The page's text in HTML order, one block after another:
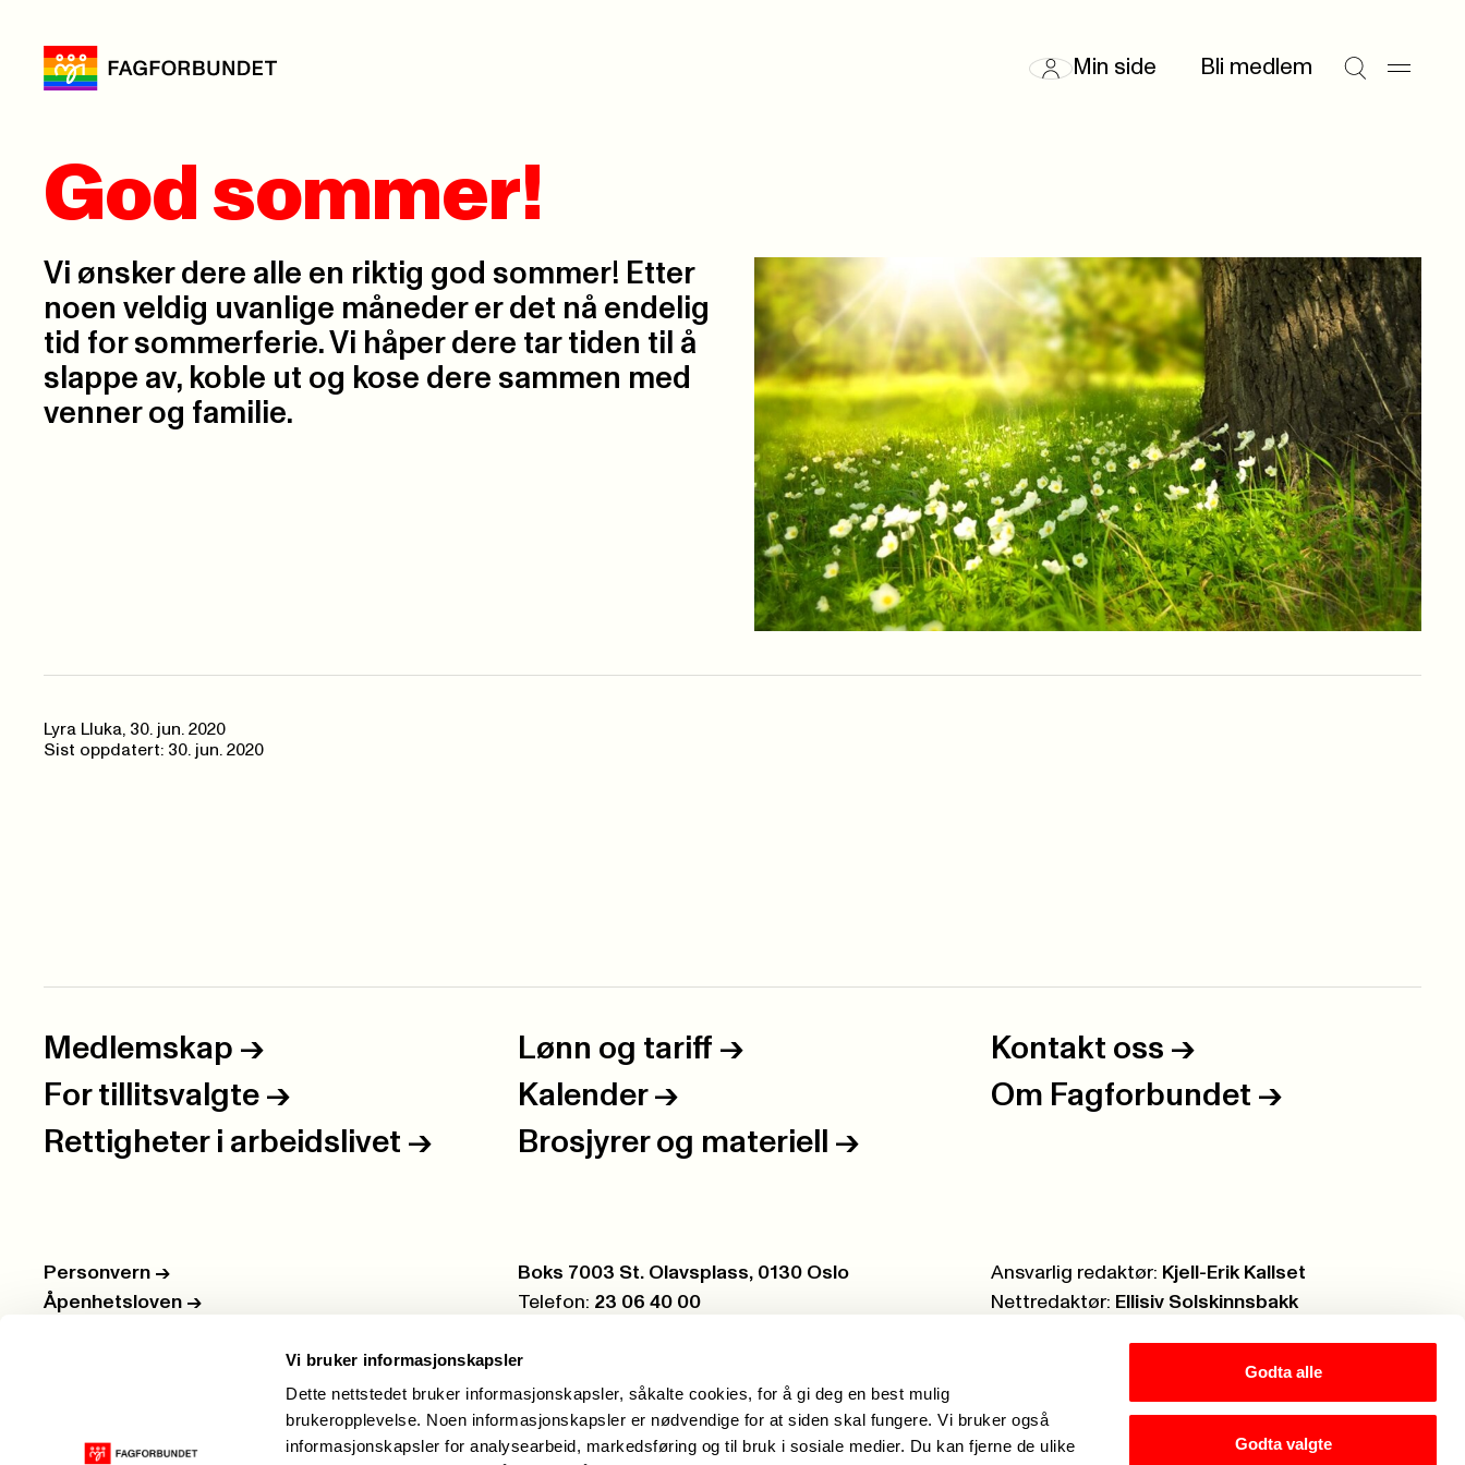
Vi bruker informasjonskapsler
Dette nettstedet bruker informasjonskapsler, såkalte cookies, for å gi deg en best mulig
brukeropplevelse. Noen informasjonskapsler er nødvendige for at siden skal fungere. Vi bruker også
informasjonskapsler for analysearbeid, markedsføring og til bruk i sosiale medier. Du kan fjerne de ulike
Godta alle
Godta valgte
Min side Bli medlem
God sommer!
Vi ønsker dere alle en riktig god sommer! Etter
noen veldig uvanlige måneder er det nå endelig
tid for sommerferie. Vi håper dere tar tiden til å
slappe av, koble ut og kose dere sammen med
venner og familie.
Lyra Lluka, 30. jun. 2020
Sist oppdatert: 30. jun. 2020
Medlemskap -> Lønn og tariff -> Kontakt oss ->
For tillitsvalgte -> Kalender -> Om Fagforbundet ->
Rettigheter i arbeidslivet -> Brosjyrer og materiell ->
Personvern ->
Åpenhetsloven ->
Postboks:
Boks 7003 St. Olavsplass, 0130 Oslo
Telefon: 23 06 40 00
Ansvarlig redaktør: Kjell-Erik Kallset
Nettredaktør: Ellisiv Solskinnsbakk